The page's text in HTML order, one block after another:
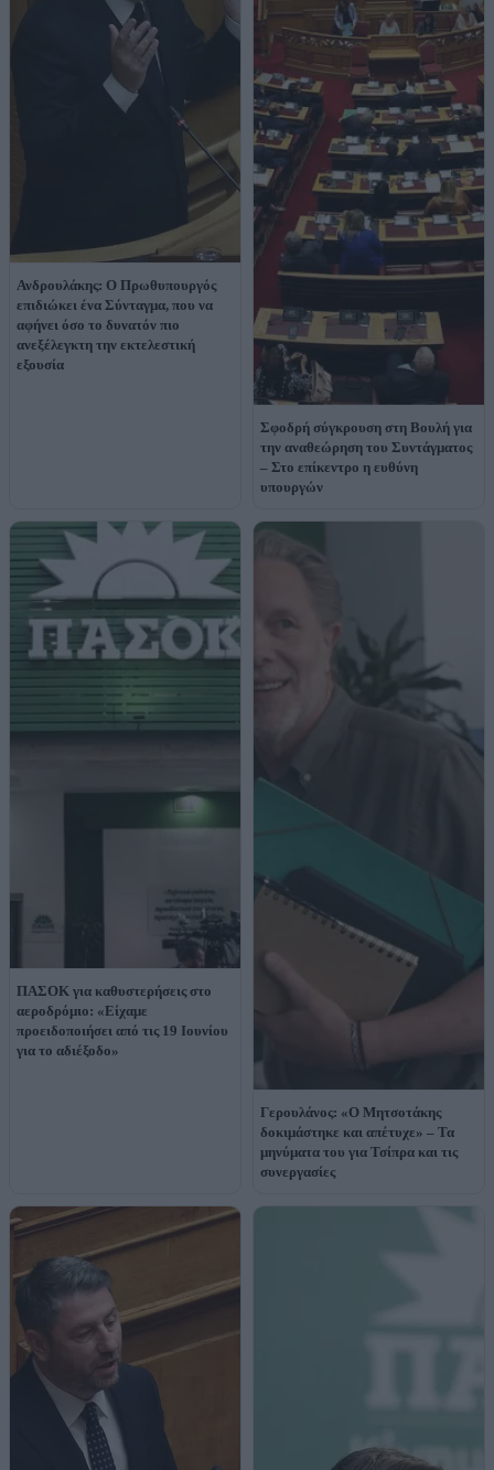
Ανδρουλάκης: Ο Πρωθυπουργός
επιδιώκει ένα Σύνταγμα, που να
αφήνει όσο το δυνατόν πιο
ανεξέλεγκτη την εκτελεστική
εξουσία
Σφοδρή σύγκρουση στη Βουλή για
την αναθεώρηση του Συντάγματος
– Στο επίκεντρο η ευθύνη
υπουργών
ΠΑΣΟΚ για καθυστερήσεις στο
αεροδρόμιο: «Είχαμε
προειδοποιήσει από τις 19 Ιουνίου
για το αδιέξοδο»
Γερουλάνος: «Ο Μητσοτάκης
δοκιμάστηκε και απέτυχε» – Τα
μηνύματα του για Τσίπρα και τις
συνεργασίες